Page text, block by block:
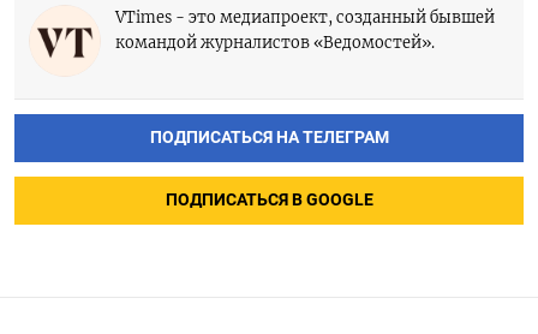
VTimes - это медиапроект, созданный бывшей
командой журналистов «Ведомостей».
ПОДПИСАТЬСЯ НА ТЕЛЕГРАМ
ПОДПИСАТЬСЯ В GOOGLE